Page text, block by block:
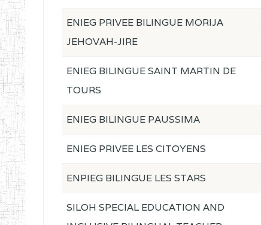
ENIEG PRIVEE BILINGUE MORIJA
JEHOVAH-JIRE
ENIEG BILINGUE SAINT MARTIN DE
TOURS
ENIEG BILINGUE PAUSSIMA
ENIEG PRIVEE LES CITOYENS
ENPIEG BILINGUE LES STARS
SILOH SPECIAL EDUCATION AND